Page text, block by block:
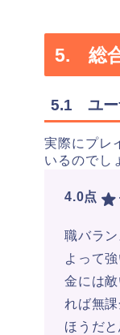
5. 総
5.1 ユー
実際にプレ
いるのでし
4.0点
職バラ
よって
金には
れば無
ほうだ